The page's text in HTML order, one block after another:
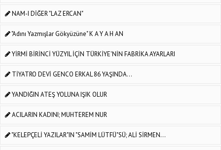
NAM-I DİĞER "LAZ ERCAN"
"Adını Yazmışlar Gökyüzüne" K A Y A H AN
YİRMİ BİRİNCİ YÜZYIL İÇİN TÜRKİYE'NİN FABRİKA AYARLARI
TİYATRO DEVİ GENCO ERKAL 86 YAŞINDA...
YANDIĞIN ATEŞ YOLUNA IŞIK OLUR
ACILARIN KADINI; MUHTEREM NUR
"KELEPÇELİ YAZILAR"IN "SAMİM LÜTFÜ"SÜ; ALİ SİRMEN...